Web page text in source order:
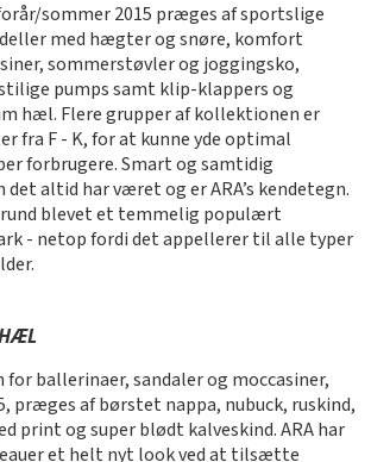
sommer 2015 præges af sportslige
med hægter og snøre, komfort
sommerstøvler og joggingsko,
pumps samt klip-klappers og
hæl. Flere grupper af kollektionen er
fra F - K, for at kunne yde optimal
forbrugere. Smart og samtidig
altid har været og er ARA’s kendetegn.
blevet et temmelig populært
- netop fordi det appellerer til alle typer
ballerinaer, sandaler og moccasiner,
præges af børstet nappa, nubuck, ruskind,
print og super blødt kalveskind. ARA har
et helt nyt look ved at tilsætte